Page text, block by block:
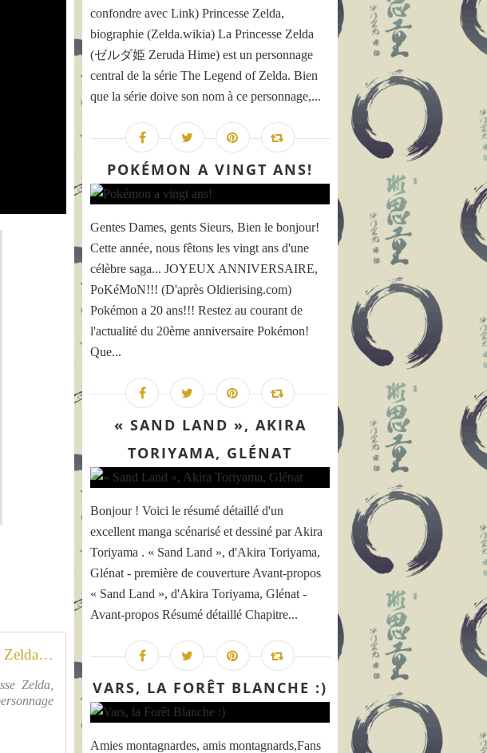
La Princesse Zelda a trente ans! - Les écrits d'un poète français
Zelda,
confondre avec Link) Princesse Zelda,
biographie (Zelda.wikia) La Princesse Zelda
(ゼルダ姫 Zeruda Hime) est un personnage
central de la série The Legend of Zelda. Bien
que la série doive son nom à ce personnage,...
POKÉMON A VINGT ANS!
Gentes Dames, gents Sieurs, Bien le bonjour!
Cette année, nous fêtons les vingt ans d'une
célèbre saga... JOYEUX ANNIVERSAIRE,
PoKéMoN!!! (D'après Oldierising.com)
Pokémon a 20 ans!!! Restez au courant de
l'actualité du 20ème anniversaire Pokémon!
Que...
« SAND LAND », AKIRA
TORIYAMA, GLÉNAT
Bonjour ! Voici le résumé détaillé d'un
excellent manga scénarisé et dessiné par Akira
Toriyama . « Sand Land », d'Akira Toriyama,
Glénat - première de couverture Avant-propos
« Sand Land », d'Akira Toriyama, Glénat -
Avant-propos Résumé détaillé Chapitre...
VARS, LA FORÊT BLANCHE :)
Amies montagnardes, amis montagnards,Fans